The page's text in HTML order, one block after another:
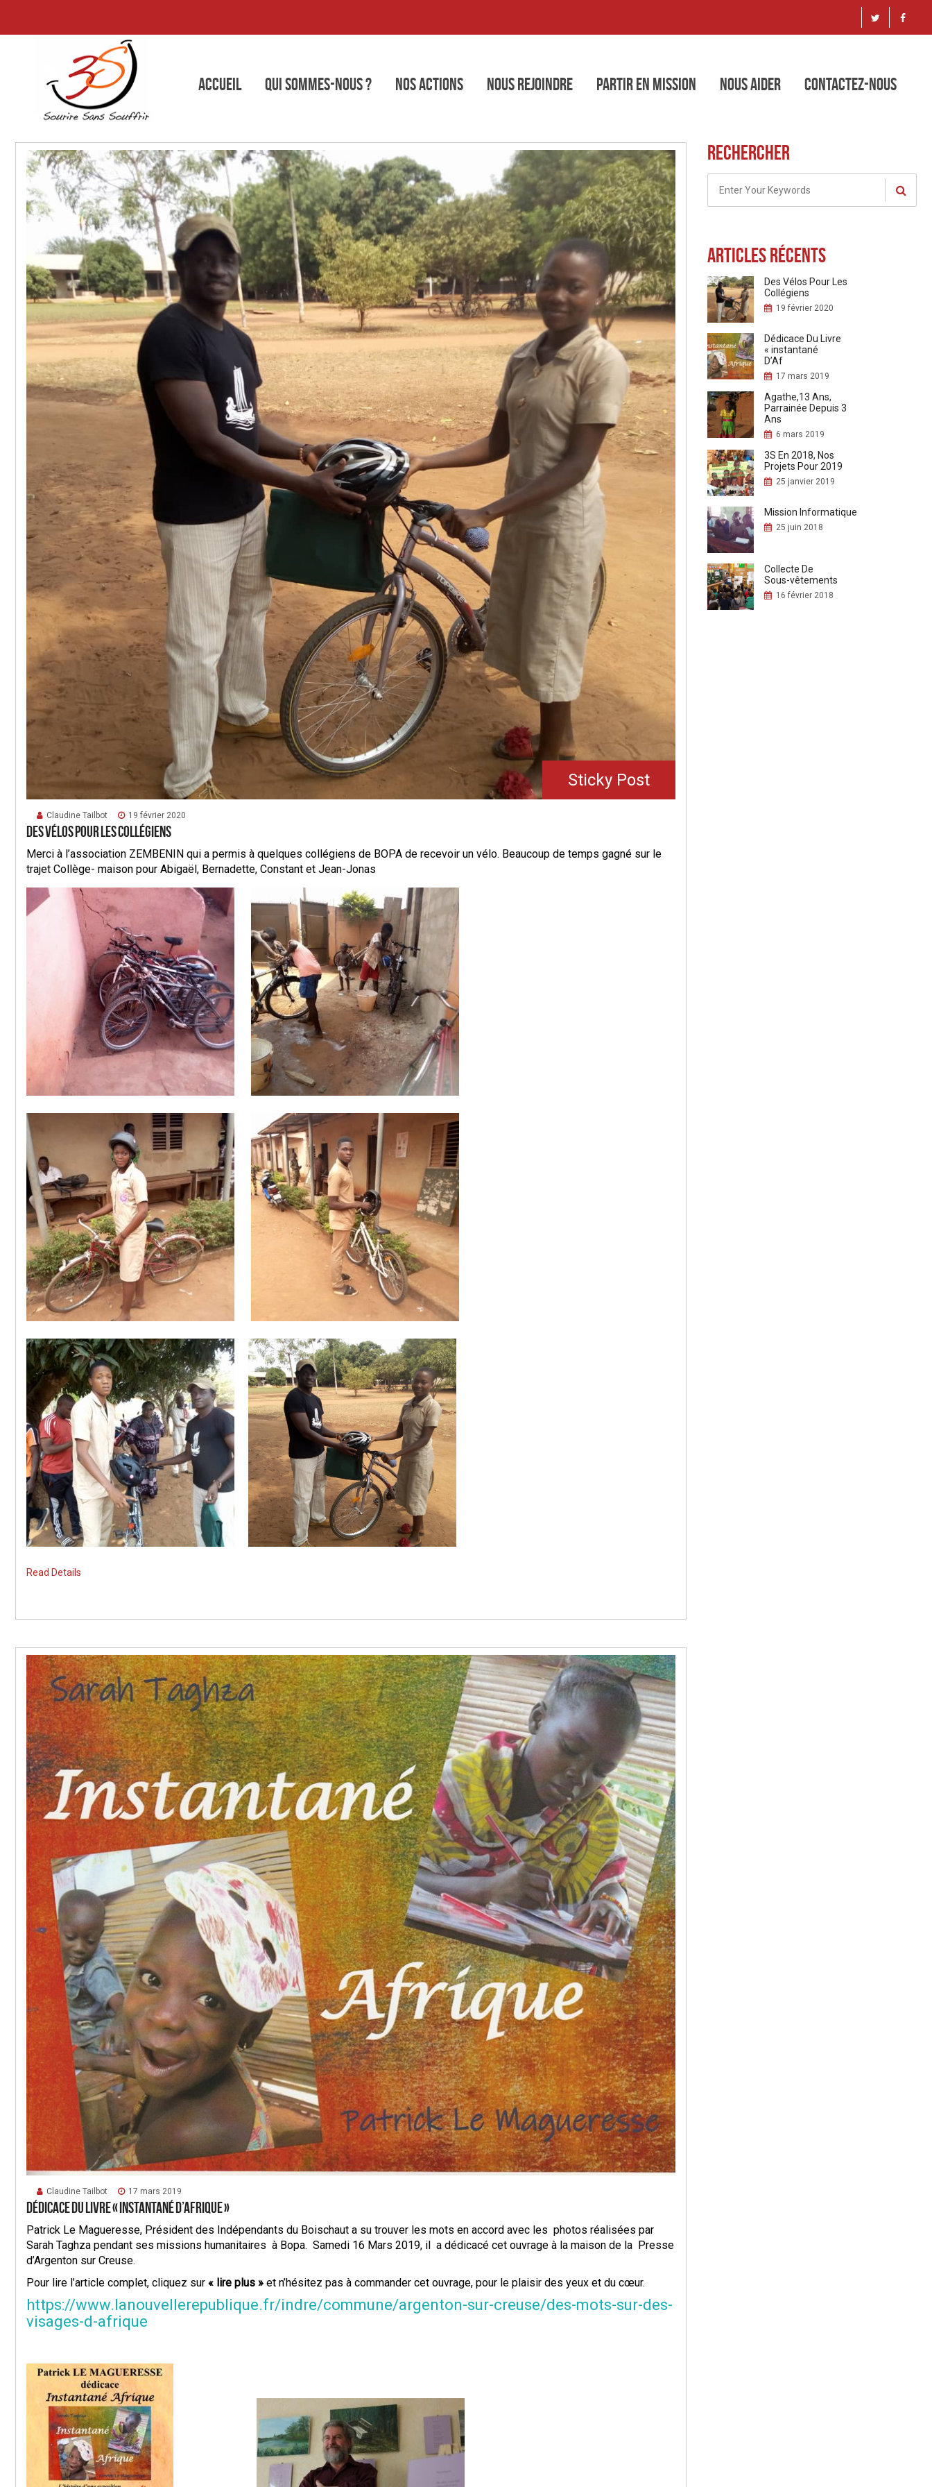
Accueil Qui sommes-nous ? Nos actions Nous rejoindre Partir en mission Nous aider Contactez-nous
Catégorie : Articles focus
Archive Posts Listed On This Page
Sticky Post
Claudine Tailbot 19 février 2020
Des vélos pour les collégiens
Merci à l’association ZEMBENIN qui a permis à quelques collégiens de BOPA de recevoir un vélo. Beaucoup de temps gagné sur le
trajet Collège- maison pour Abigaël, Bernadette, Constant et Jean-Jonas
Read Details
Claudine Tailbot 17 mars 2019
Dédicace du livre « instantané d’Afrique »
Patrick Le Magueresse, Président des Indépendants du Boischaut a su trouver les mots en accord avec les photos réalisées par
Sarah Taghza pendant ses missions humanitaires à Bopa. Samedi 16 Mars 2019, il a dédicacé cet ouvrage à la maison de la Presse
d’Argenton sur Creuse.
Pour lire l’article complet, cliquez sur « lire plus » et n’hésitez pas à commander cet ouvrage, pour le plaisir des yeux et du cœur.
https://www.lanouvellerepublique.fr/indre/commune/argenton-sur-creuse/des-mots-sur-des-
visages-d-afrique
Rechercher
Articles récents
Des Vélos Pour Les
Collégiens
19 février 2020
Dédicace Du Livre
« instantané
D’Af
17 mars 2019
Agathe,13 Ans,
Parrainée Depuis 3
Ans
6 mars 2019
3S En 2018, Nos
Projets Pour 2019
25 janvier 2019
Mission Informatique
25 juin 2018
Collecte De
Sous-vêtements
16 février 2018